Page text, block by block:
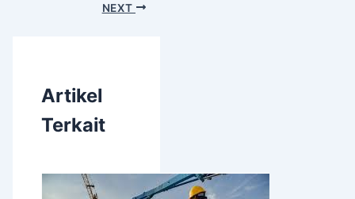
NEXT
Artikel
Terkait